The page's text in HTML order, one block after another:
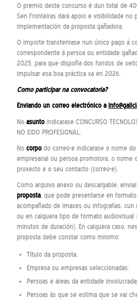
O premio deste concurso é dun total de
Sen Fronteiras dará apoio e visibilidade no
implementación da proposta gañadora.
O importe transferirase nun único pago á
correspondente á persoa ou entidade
2025, para que dispoña dos fondos de
impulsar esa boa práctica xa en 2026.
Como participar na convocatoria?
Enviando un correo electrónico a
No asuntoindicarase CONCURSO
NO EIDO PROFESIONAL.
No corpodo correo-e indicarase o nome
empresarial ou persoa promotora, o nome
proxecto e o seu contacto (correo-e).
Como arquivo anexo ou descargable,
proposta, que pode presentarse en
acompañado de imaxes ou infografías, cun
ou en calquera tipo de formato audiovisual
minutos de duración). En calquera caso,
proposta debe constar como mínimo:
Título da proposta.
Empresa ou empresas seleccionadas.
Persoas e áreas da entidade
Persoas ás que se estima que se vai